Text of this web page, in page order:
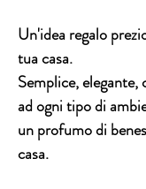
Un'idea regalo
tua casa.
Semplice,
ad ogni tipo di
unprofumo di
casa.